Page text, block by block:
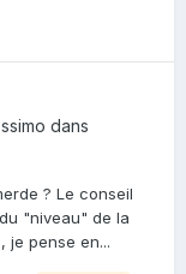
dans
? Le conseil
"niveau" de la
je pense en...